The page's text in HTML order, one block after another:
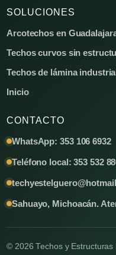
SOLUCIONES
Arcotechos en
Techos curvos sin
Techos de lámina
Inicio
CONTACTO
WhatsApp: 353 106 6932
Teléfono local: 353 532
Sahuayo, Michoacán.
© 2026 Techos y